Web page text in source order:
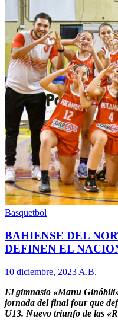
Basquetbol
BAHIENSE DEL
DEFINEN EL
10 diciembre, 2023 A.B.
El gimnasio «Manu
jornada del final four que
U13. Nuevo triunfo de las